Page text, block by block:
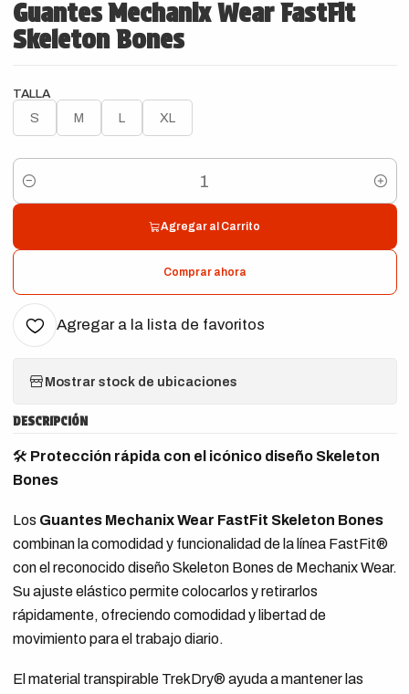
Guantes Mechanix Wear FastFit
Skeleton Bones
TALLA
S M L XL
Cantidad
Agregar al Carrito
Comprar ahora
Agregar a la lista de favoritos
Mostrar stock de ubicaciones
DESCRIPCIÓN
🛠️ Protección rápida con el icónico diseño Skeleton
Bones
Los Guantes Mechanix Wear FastFit Skeleton Bones
combinan la comodidad y funcionalidad de la línea FastFit®
con el reconocido diseño Skeleton Bones de Mechanix Wear.
Su ajuste elástico permite colocarlos y retirarlos
rápidamente, ofreciendo comodidad y libertad de
movimiento para el trabajo diario.
El material transpirable TrekDry® ayuda a mantener las